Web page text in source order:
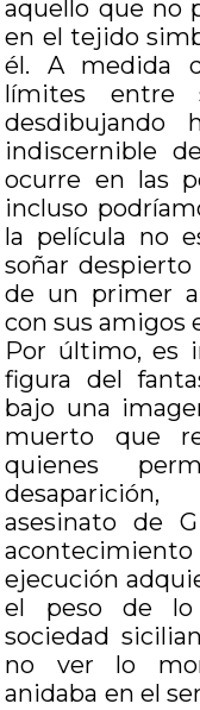
aquello que no
en el tejido
él. A medida
límites entre
desdibujando
indiscernible
ocurre en las
incluso
la película no
soñar
de un primer
con sus amigos
Por último, es
figura del
bajo una
muerto que
quienes
asesinato de
ejecución
el peso de lo
sociedad
no ver lo
anidaba en el